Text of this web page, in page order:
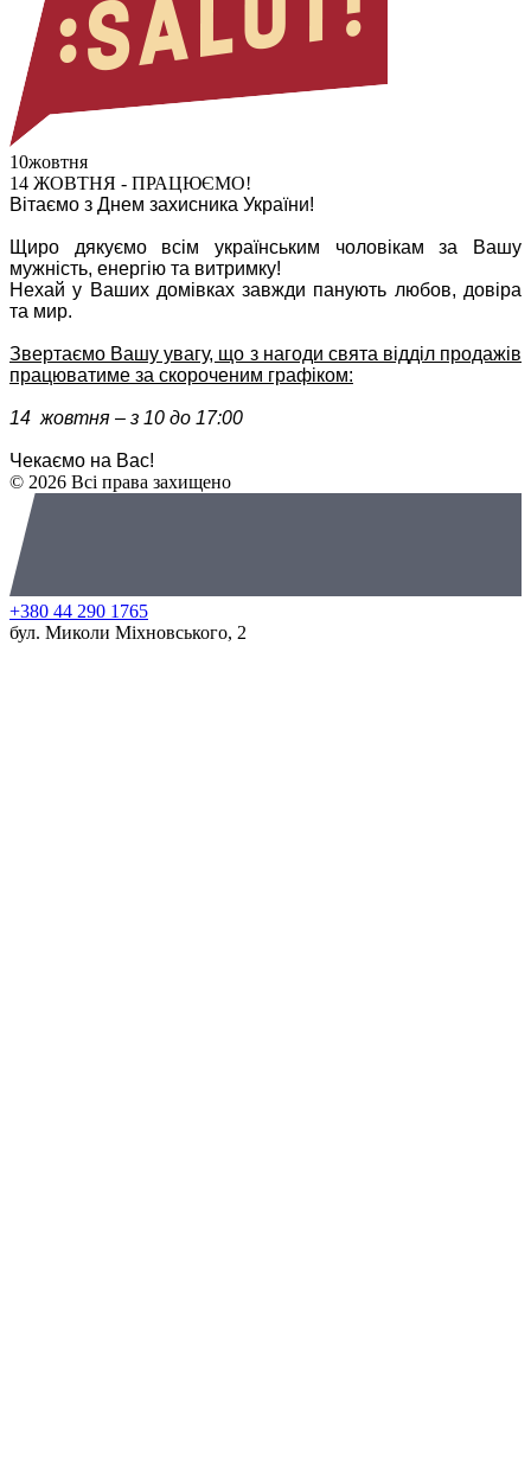
10жовтня
14 ЖОВТНЯ - ПРАЦЮЄМО!
Вітаємо з Днем захисника України!
Щиро дякуємо всім українським чоловікам за Вашу
мужність, енергію та витримку!
Нехай у Ваших домівках завжди панують любов, довіра
та мир.
Звертаємо Вашу увагу, що з нагоди свята відділ продажів
працюватиме за скороченим графіком:
14 жовтня – з 10 до 17:00
Чекаємо на Вас!
© 2026 Всі права захищено
+380 44 290 1765
бул. Миколи Міхновського, 2